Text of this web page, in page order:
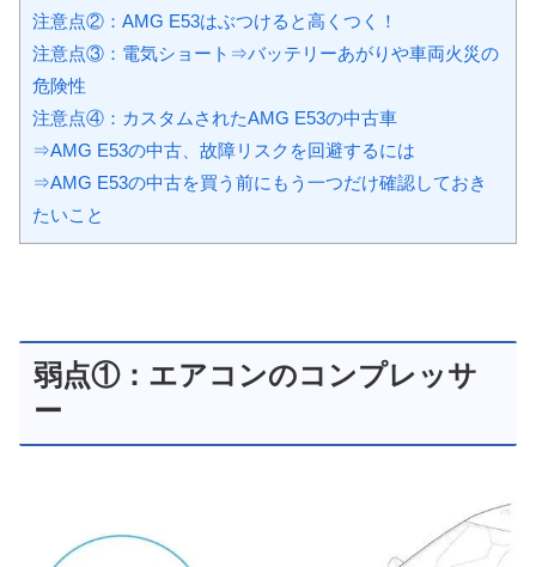
注意点②：AMG E53はぶつけると高くつく！
注意点③：電気ショート⇒バッテリーあがりや車両火災の
危険性
注意点④：カスタムされたAMG E53の中古車
⇒AMG E53の中古、故障リスクを回避するには
⇒AMG E53の中古を買う前にもう一つだけ確認しておき
たいこと
弱点①：エアコンのコンプレッサ
ー